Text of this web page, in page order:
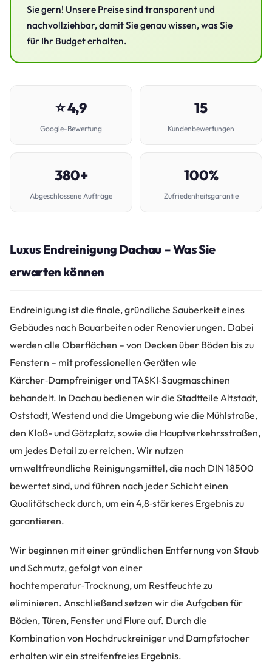
Sie gern! Unsere Preise sind transparent und
nachvollziehbar, damit Sie genau wissen, was Sie
für Ihr Budget erhalten.
⭐ 4,9
Google-Bewertung
15
Kundenbewertungen
380+
Abgeschlossene Aufträge
100%
Zufriedenheitsgarantie
Luxus Endreinigung Dachau – Was Sie
erwarten können
Endreinigung ist die finale, gründliche Sauberkeit eines
Gebäudes nach Bauarbeiten oder Renovierungen. Dabei
werden alle Oberflächen – von Decken über Böden bis zu
Fenstern – mit professionellen Geräten wie
Kärcher‑Dampfreiniger und TASKI‑Saugmaschinen
behandelt. In Dachau bedienen wir die Stadtteile Altstadt,
Oststadt, Westend und die Umgebung wie die Mühlstraße,
den Kloß- und Götzplatz, sowie die Hauptverkehrsstraßen,
um jedes Detail zu erreichen. Wir nutzen
umweltfreundliche Reinigungsmittel, die nach DIN 18500
bewertet sind, und führen nach jeder Schicht einen
Qualitätscheck durch, um ein 4,8‑stärkeres Ergebnis zu
garantieren.
Wir beginnen mit einer gründlichen Entfernung von Staub
und Schmutz, gefolgt von einer
hochtemperatur‑Trocknung, um Restfeuchte zu
eliminieren. Anschließend setzen wir die Aufgaben für
Böden, Türen, Fenster und Flure auf. Durch die
Kombination von Hochdruckreiniger und Dampfstocher
erhalten wir ein streifenfreies Ergebnis.